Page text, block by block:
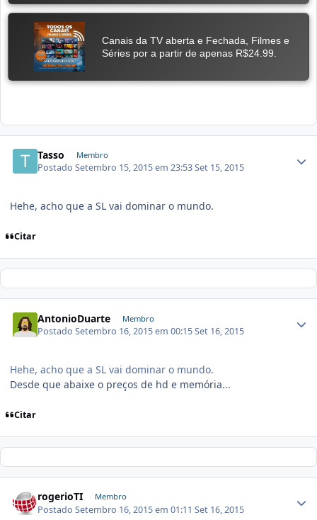
Tasso Membro
PostadoSetembro 15, 2015 em 23:53Set 15, 2015
Hehe, acho que a SL vai dominar o mundo.
Citar
AntonioDuarte Membro
PostadoSetembro 16, 2015 em 00:15Set 16, 2015
Hehe, acho que a SL vai dominar o mundo.
Desde que abaixe o preços de hd e memória...
Citar
rogerioTI Membro
PostadoSetembro 16, 2015 em 01:11Set 16, 2015